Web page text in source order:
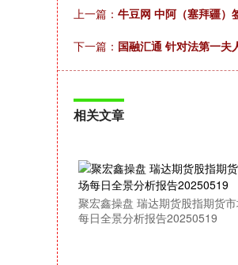
上一篇： 牛豆网 中阿（塞拜疆）
下一篇： 国融汇通 针对法第一夫
相关文章
聚宏鑫操盘 瑞达期货股指期货
每日全景分析报告20250519
1.02% 深证成指